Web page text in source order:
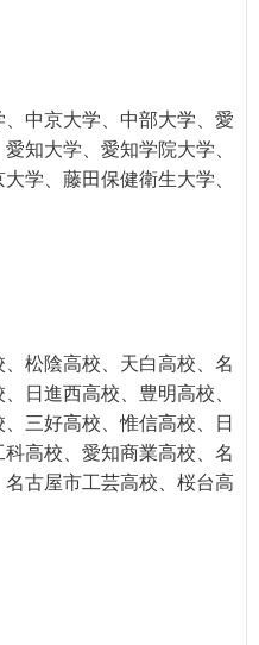
中京大学、中部大学、愛
知大学、愛知学院大学、
学、藤田保健衛生大学、
松陰高校、天白高校、名
日進西高校、豊明高校、
三好高校、惟信高校、日
高校、愛知商業高校、名
古屋市工芸高校、桜台高